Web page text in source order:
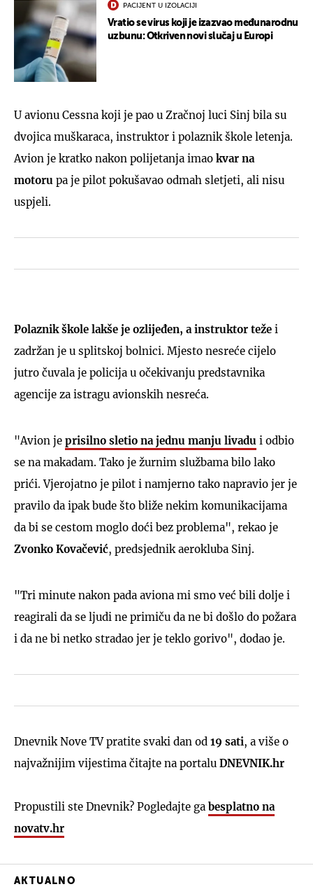
PACIJENT U IZOLACIJI
Vratio se virus koji je izazvao međunarodnu
uzbunu: Otkriven novi slučaj u Europi
U avionu Cessna koji je pao u Zračnoj luci Sinj bila su
dvojica muškaraca, instruktor i polaznik škole letenja.
Avion je kratko nakon polijetanja imao kvar na
motoru pa je pilot pokušavao odmah sletjeti, ali nisu
uspjeli.
Polaznik škole lakše je ozlijeđen, a instruktor teže i
zadržan je u splitskoj bolnici. Mjesto nesreće cijelo
jutro čuvala je policija u očekivanju predstavnika
agencije za istragu avionskih nesreća.
"Avion je prisilno sletio na jednu manju livadu i odbio
se na makadam. Tako je žurnim službama bilo lako
prići. Vjerojatno je pilot i namjerno tako napravio jer je
pravilo da ipak bude što bliže nekim komunikacijama
da bi se cestom moglo doći bez problema", rekao je
Zvonko Kovačević, predsjednik aerokluba Sinj.
"Tri minute nakon pada aviona mi smo već bili dolje i
reagirali da se ljudi ne primiču da ne bi došlo do požara
i da ne bi netko stradao jer je teklo gorivo", dodao je.
Dnevnik Nove TV pratite svaki dan od 19 sati, a više o
najvažnijim vijestima čitajte na portalu DNEVNIK.hr
Propustili ste Dnevnik? Pogledajte ga besplatno na
novatv.hr
AKTUALNO